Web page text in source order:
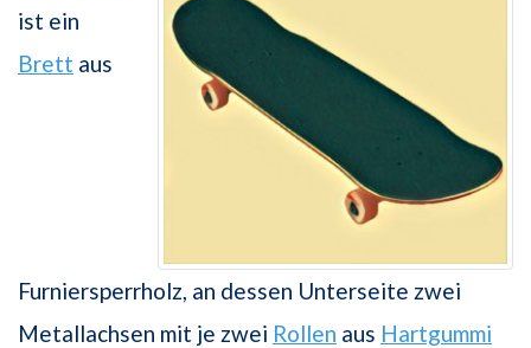
ist ein
Brett aus
Furniersperrholz, an dessen Unterseite zwei
Metallachsen mit je zwei Rollen aus Hartgummi